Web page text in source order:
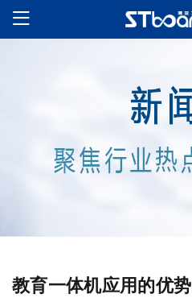
教育一体机应用的优势